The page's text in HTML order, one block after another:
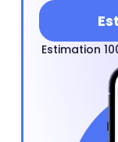
Estimation